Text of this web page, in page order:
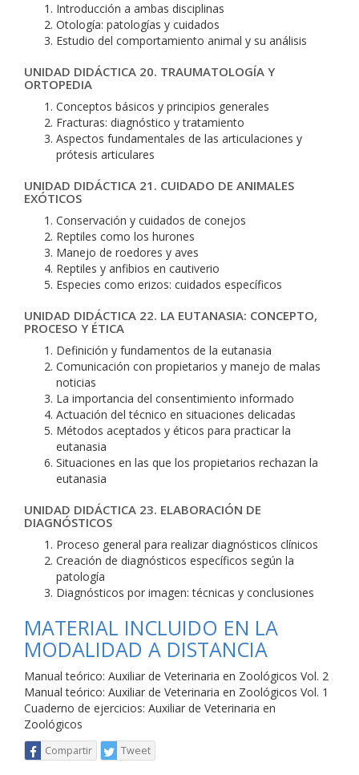
Introducción a ambas disciplinas
Otología: patologías y cuidados
Estudio del comportamiento animal y su análisis
UNIDAD DIDÁCTICA 20. TRAUMATOLOGÍA Y
ORTOPEDIA
Conceptos básicos y principios generales
Fracturas: diagnóstico y tratamiento
Aspectos fundamentales de las articulaciones y
prótesis articulares
UNIDAD DIDÁCTICA 21. CUIDADO DE ANIMALES
EXÓTICOS
Conservación y cuidados de conejos
Reptiles como los hurones
Manejo de roedores y aves
Reptiles y anfibios en cautiverio
Especies como erizos: cuidados específicos
UNIDAD DIDÁCTICA 22. LA EUTANASIA: CONCEPTO,
PROCESO Y ÉTICA
Definición y fundamentos de la eutanasia
Comunicación con propietarios y manejo de malas
noticias
La importancia del consentimiento informado
Actuación del técnico en situaciones delicadas
Métodos aceptados y éticos para practicar la
eutanasia
Situaciones en las que los propietarios rechazan la
eutanasia
UNIDAD DIDÁCTICA 23. ELABORACIÓN DE
DIAGNÓSTICOS
Proceso general para realizar diagnósticos clínicos
Creación de diagnósticos específicos según la
patología
Diagnósticos por imagen: técnicas y conclusiones
MATERIAL INCLUIDO EN LA
MODALIDAD A DISTANCIA
Manual teórico: Auxiliar de Veterinaria en Zoológicos Vol. 2
Manual teórico: Auxiliar de Veterinaria en Zoológicos Vol. 1
Cuaderno de ejercicios: Auxiliar de Veterinaria en
Zoológicos
Compartir Tweet